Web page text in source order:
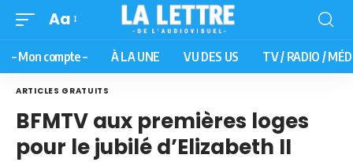
Aa
– Mon compte – À LA UNE VU DES US TV / RADIO /
ARTICLES GRATUITS
BFMTV aux premières loges
pour le jubilé d’Elizabeth II